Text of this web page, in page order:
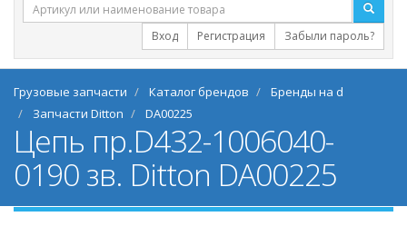
Вход Регистрация Забыли пароль?
Грузовые запчасти Каталог брендов
Бренды на d
Запчасти Ditton
DA00225
Цепь пр.D432-1006040-
0190 зв. Ditton DA00225